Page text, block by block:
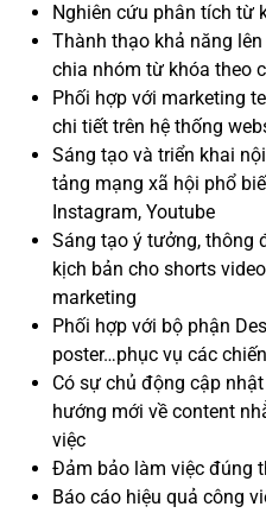
Nghiên cứu phân tích từ
Thành thạo khả năng
chia nhóm từ khóa theo
Phối hợp với marketing
chi tiết trên hệ thống
Sáng tạo và triển khai
tảng mạng xã hội phổ
Instagram, Youtube
Sáng tạo ý tưởng, thông
kịch bản cho shorts
marketing
Phối hợp với bộ phận
poster…phục vụ các
Có sự chủ động cập
hướng mới về content
việc
Đảm bảo làm việc đúng
Báo cáo hiệu quả công